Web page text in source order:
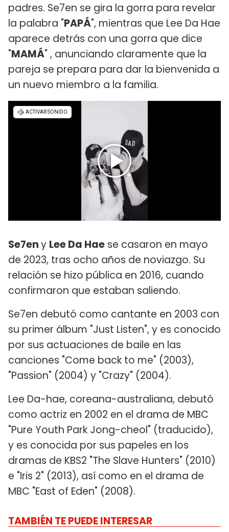
padres. Se7en se gira la gorra para revelar
la palabra "PAPÁ", mientras que Lee Da Hae
aparece detrás con una gorra que dice
"MAMÁ" , anunciando claramente que la
pareja se prepara para dar la bienvenida a
un nuevo miembro a la familia.
Se7eny Lee Da Hae se casaron en mayo
de 2023, tras ocho años de noviazgo. Su
relación se hizo pública en 2016, cuando
confirmaron que estaban saliendo.
Se7en debutó como cantante en 2003 con
su primer álbum "Just Listen", y es conocido
por sus actuaciones de baile en las
canciones "Come back to me" (2003),
"Passion" (2004) y "Crazy" (2004).
Lee Da-hae, coreana-australiana, debutó
como actriz en 2002 en el drama de MBC
"Pure Youth Park Jong-cheol" (traducido),
y es conocida por sus papeles en los
dramas de KBS2 "The Slave Hunters" (2010)
e "Iris 2" (2013), así como en el drama de
MBC "East of Eden" (2008).
TAMBIÉN TE PUEDE INTERESAR